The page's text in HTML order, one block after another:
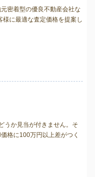
密着型の優良不動産会社な
様に最適な査定価格を提案し
うか見当が付きません。そ
格に100万円以上差がつく